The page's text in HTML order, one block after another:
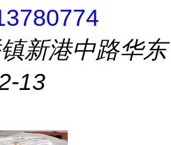
新港中路华东
13